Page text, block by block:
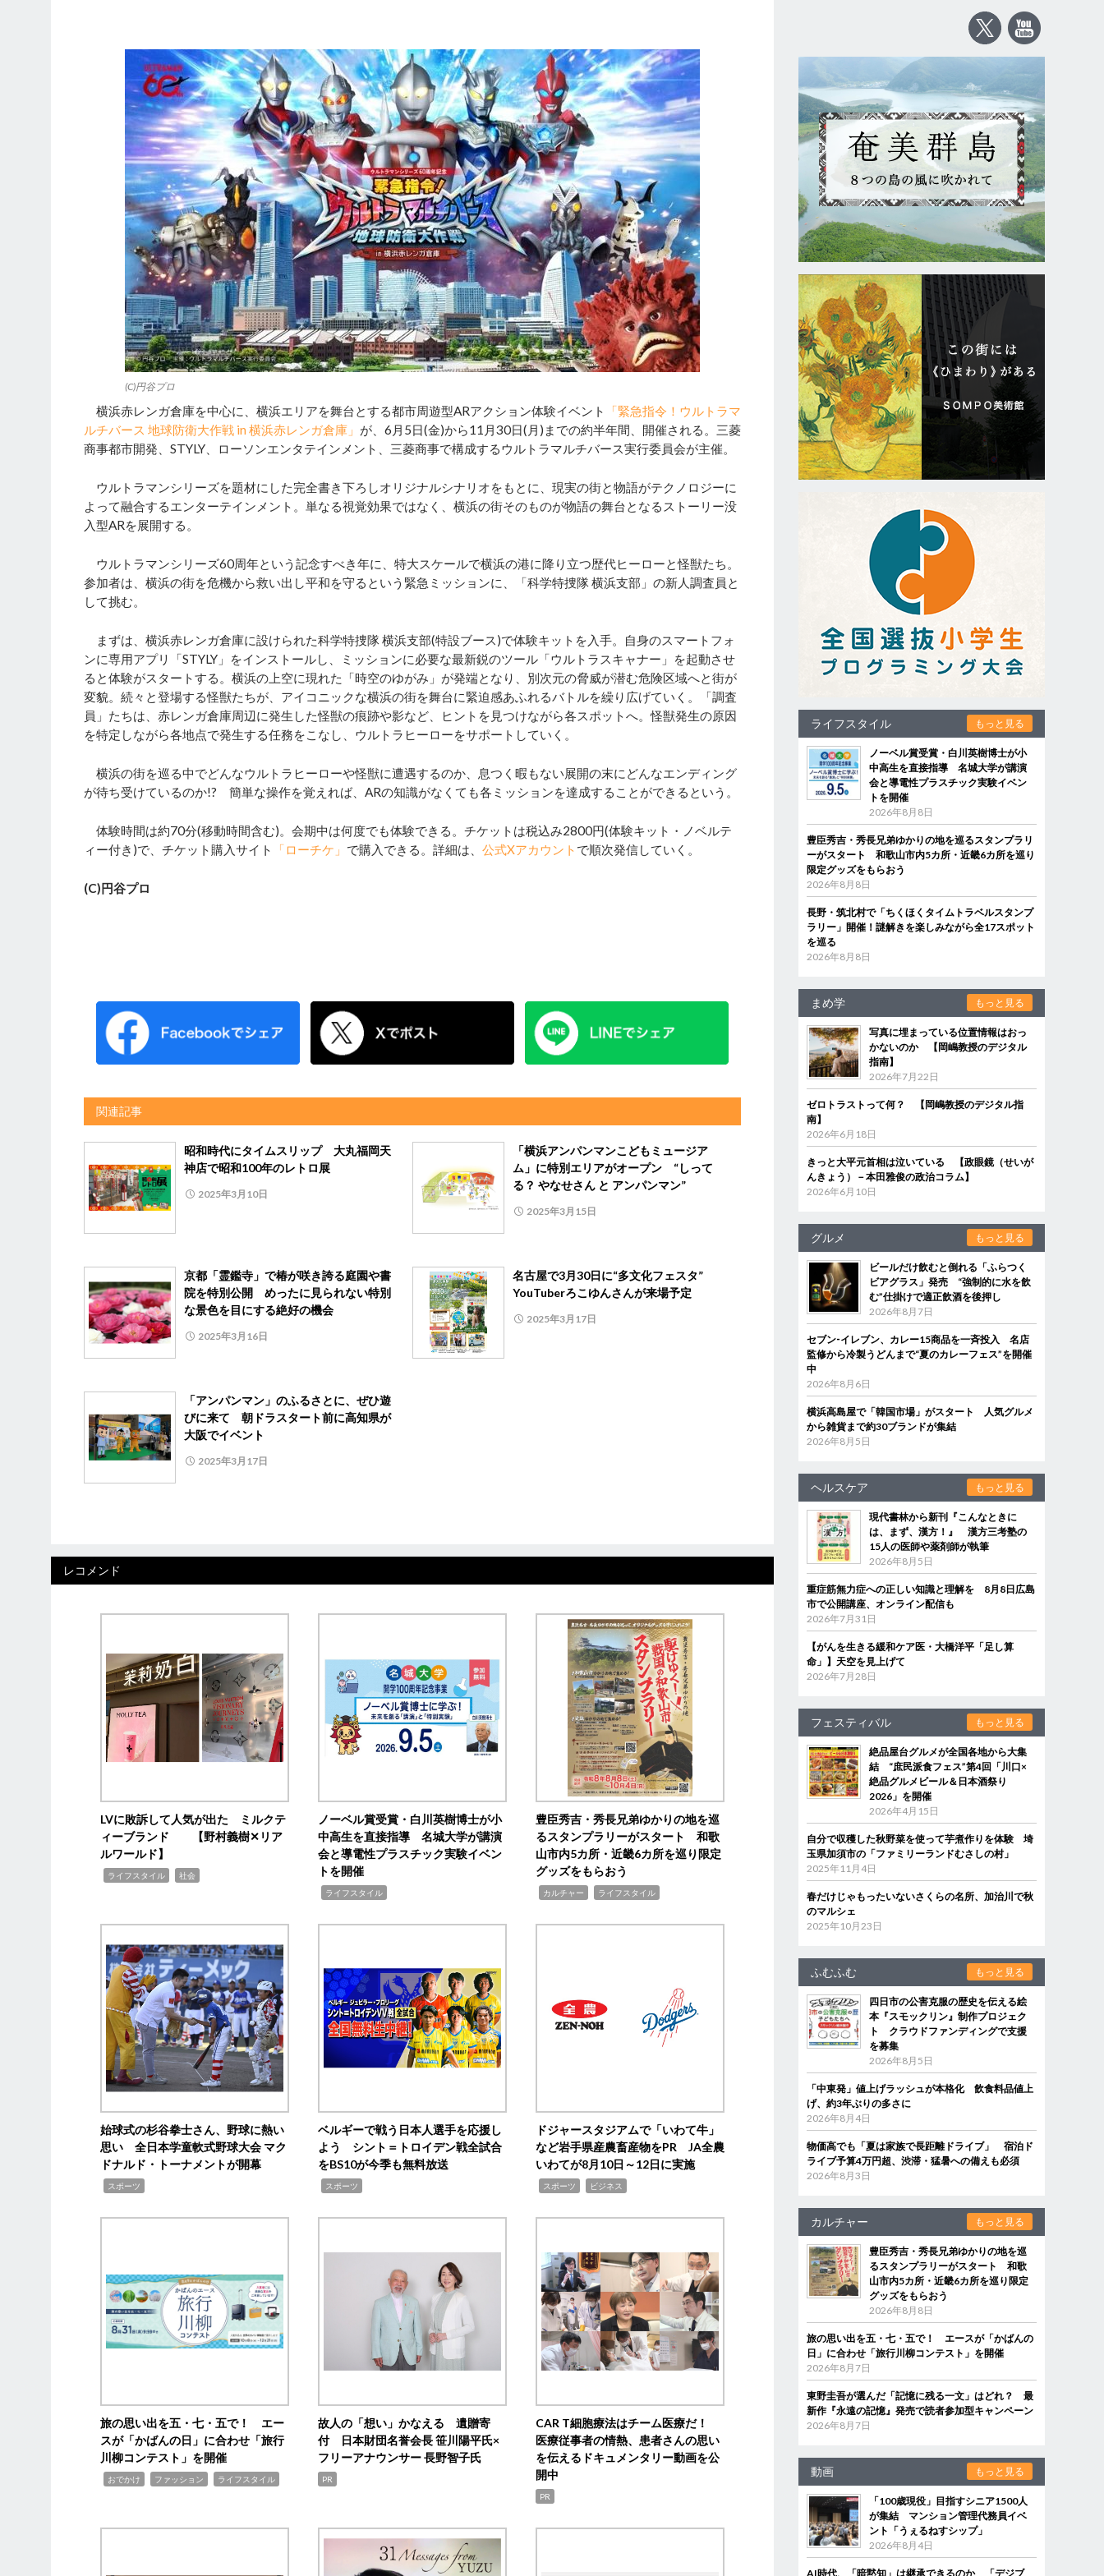
(C)円谷プロ
横浜赤レンガ倉庫を中心に、横浜エリアを舞台とする都市周遊型ARアクション体験イベント
「緊急指令！ウルトラマ
ルチバース 地球防衛大作戦 in 横浜赤レンガ倉庫」 が、6月5日(金)から11月30日(月)までの約半年間、開催される。三菱
商事都市開発、STYLY、ローソンエンタテインメント、三菱商事で構成するウルトラマルチバース実行委員会が主催。
ウルトラマンシリーズを題材にした完全書き下ろしオリジナルシナリオをもとに、現実の街と物語がテクノロジーに
よって融合するエンターテインメント。単なる視覚効果ではなく、横浜の街そのものが物語の舞台となるストーリー没
入型ARを展開する。
ウルトラマンシリーズ60周年という記念すべき年に、特大スケールで横浜の港に降り立つ歴代ヒーローと怪獣たち。
参加者は、横浜の街を危機から救い出し平和を守るという緊急ミッションに、「科学特捜隊 横浜支部」の新人調査員と
して挑む。
まずは、横浜赤レンガ倉庫に設けられた科学特捜隊 横浜支部(特設ブース)で体験キットを入手。自身のスマートフォ
ンに専用アプリ「STYLY」をインストールし、ミッションに必要な最新鋭のツール「ウルトラスキャナー」を起動させ
ると体験がスタートする。横浜の上空に現れた「時空のゆがみ」が発端となり、別次元の脅威が潜む危険区域へと街が
変貌。続々と登場する怪獣たちが、アイコニックな横浜の街を舞台に緊迫感あふれるバトルを繰り広げていく。「調査
員」たちは、赤レンガ倉庫周辺に発生した怪獣の痕跡や影など、ヒントを見つけながら各スポットへ。怪獣発生の原因
を特定しながら各地点で発生する任務をこなし、ウルトラヒーローをサポートしていく。
横浜の街を巡る中でどんなウルトラヒーローや怪獣に遭遇するのか、息つく暇もない展開の末にどんなエンディング
が待ち受けているのか!? 簡単な操作を覚えれば、ARの知識がなくても各ミッションを達成することができるという。
体験時間は約70分(移動時間含む)。会期中は何度でも体験できる。チケットは税込み2800円(体験キット・ノベルテ
ィー付き)で、チケット購入サイト
「ローチケ」 で購入できる。詳細は、 公式Xアカウント で順次発信していく。
(C) 円谷プロ
関連記事
昭和時代にタイムスリップ 大丸福岡天
神店で昭和100年のレトロ展
2025年3月10日
「横浜アンパンマンこどもミュージア
ム」に特別エリアがオープン “しって
る？ やなせさん と アンパンマン”
2025年3月15日
京都「霊鑑寺」で椿が咲き誇る庭園や書
院を特別公開 めったに見られない特別
な景色を目にする絶好の機会
2025年3月16日
名古屋で3月30日に“多文化フェスタ”
YouTuberろこゆんさんが来場予定
2025年3月17日
「アンパンマン」のふるさとに、ぜひ遊
びに来て 朝ドラスタート前に高知県が
大阪でイベント
2025年3月17日
レコメンド
LVに敗訴して人気が出た ミルクテ
ィーブランド 【野村義樹✕リア
ルワールド】
ライフスタイル 社会
ノーベル賞受賞・白川英樹博士が小
中高生を直接指導 名城大学が講演
会と導電性プラスチック実験イベン
トを開催
ライフスタイル
豊臣秀吉・秀長兄弟ゆかりの地を巡
るスタンプラリーがスタート 和歌
山市内5カ所・近畿6カ所を巡り限定
グッズをもらおう
カルチャー ライフスタイル
始球式の杉谷拳士さん、野球に熱い
思い 全日本学童軟式野球大会 マク
ドナルド・トーナメントが開幕
スポーツ
ベルギーで戦う日本人選手を応援し
よう シント＝トロイデン戦全試合
をBS10が今季も無料放送
スポーツ
ドジャースタジアムで「いわて牛」
など岩手県産農畜産物をPR JA全農
いわてが8月10日～12日に実施
スポーツ ビジネス
旅の思い出を五・七・五で！ エー
スが「かばんの日」に合わせ「旅行
川柳コンテスト」を開催
おでかけ ファッション ライフスタイル
故人の「想い」かなえる 遺贈寄
付 日本財団名誉会長 笹川陽平氏×
フリーアナウンサー 長野智子氏
PR
CAR T細胞療法はチーム医療だ！
医療従事者の情熱、患者さんの思い
を伝えるドキュメンタリー動画を公
開中
PR
ライフスタイル もっと見る
ノーベル賞受賞・白川英樹博士が小
中高生を直接指導 名城大学が講演
会と導電性プラスチック実験イベン
トを開催
2026年8月8日
豊臣秀吉・秀長兄弟ゆかりの地を巡るスタンプラリ
ーがスタート 和歌山市内5カ所・近畿6カ所を巡り
限定グッズをもらおう
2026年8月8日
長野・筑北村で「ちくほくタイムトラベルスタンプ
ラリー」開催！謎解きを楽しみながら全17スポット
を巡る
2026年8月8日
まめ学 もっと見る
写真に埋まっている位置情報はおっ
かないのか 【岡嶋教授のデジタル
指南】
2026年7月22日
ゼロトラストって何？ 【岡嶋教授のデジタル指
南】
2026年6月18日
きっと大平元首相は泣いている 【政眼鏡（せいが
んきょう）－本田雅俊の政治コラム】
2026年6月10日
グルメ もっと見る
ビールだけ飲むと倒れる「ふらつく
ビアグラス」発売 “強制的に水を飲
む”仕掛けで適正飲酒を後押し
2026年8月7日
セブン‐イレブン、カレー15商品を一斉投入 名店
監修から冷製うどんまで“夏のカレーフェス”を開催
中
2026年8月6日
横浜高島屋で「韓国市場」がスタート 人気グルメ
から雑貨まで約30ブランドが集結
2026年8月5日
ヘルスケア もっと見る
現代書林から新刊『こんなときに
は、まず、漢方！』 漢方三考塾の
15人の医師や薬剤師が執筆
2026年8月5日
重症筋無力症への正しい知識と理解を 8月8日広島
市で公開講座、オンライン配信も
2026年7月31日
【がんを生きる緩和ケア医・大橋洋平「足し算
命」】天空を見上げて
2026年7月28日
フェスティバル もっと見る
絶品屋台グルメが全国各地から大集
結 “庶民派食フェス”第4回「川口×
絶品グルメビール＆日本酒祭り
2026」を開催
2026年4月15日
自分で収穫した秋野菜を使って芋煮作りを体験 埼
玉県加須市の「ファミリーランドむさしの村」
2025年11月4日
春だけじゃもったいないさくらの名所、加治川で秋
のマルシェ
2025年10月23日
ふむふむ もっと見る
四日市の公害克服の歴史を伝える絵
本『スモックリン』制作プロジェク
ト クラウドファンディングで支援
を募集
2026年8月5日
「中東発」値上げラッシュが本格化 飲食料品値上
げ、約3年ぶりの多さに
2026年8月4日
物価高でも「夏は家族で長距離ドライブ」 宿泊ド
ライブ予算4万円超、渋滞・猛暑への備えも必須
2026年8月3日
カルチャー もっと見る
豊臣秀吉・秀長兄弟ゆかりの地を巡
るスタンプラリーがスタート 和歌
山市内5カ所・近畿6カ所を巡り限定
グッズをもらおう
2026年8月8日
旅の思い出を五・七・五で！ エースが「かばんの
日」に合わせ「旅行川柳コンテスト」を開催
2026年8月7日
東野圭吾が選んだ「記憶に残る一文」はどれ？ 最
新作『永遠の記憶』発売で読者参加型キャンペーン
2026年8月7日
動画 もっと見る
「100歳現役」目指すシニア1500人
が集結 マンション管理代務員イベ
ント「うぇるねすシップ」
2026年8月4日
AI時代、「暗黙知」は継承できるのか 「デジブ